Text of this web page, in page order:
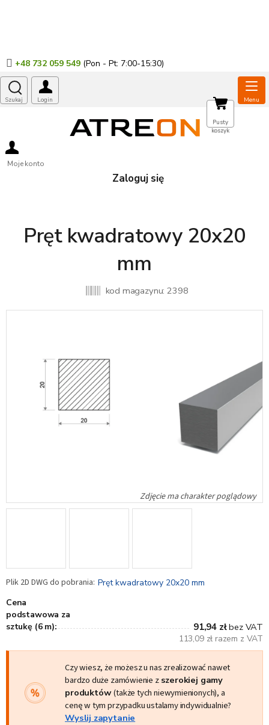
+48 732 059 549
Moje konto
Zaloguj się
KOSZYK
Pusty
koszyk
Pręt kwadratowy 20x20
mm
kod magazynu: 2398
Pręt kwadratowy 20x20 mm
Cena
podstawowa za
sztukę (6 m):
91,94 złbez VAT
113,09 zł razem z VAT
Czy wiesz, że możesz u nas zrealizować nawet
bardzo duże zamówienie z szerokiej gamy
produktów(także tych niewymienionych), a
cenę w tym przypadku ustalamy indywidualnie?
Wyslij zapytanie